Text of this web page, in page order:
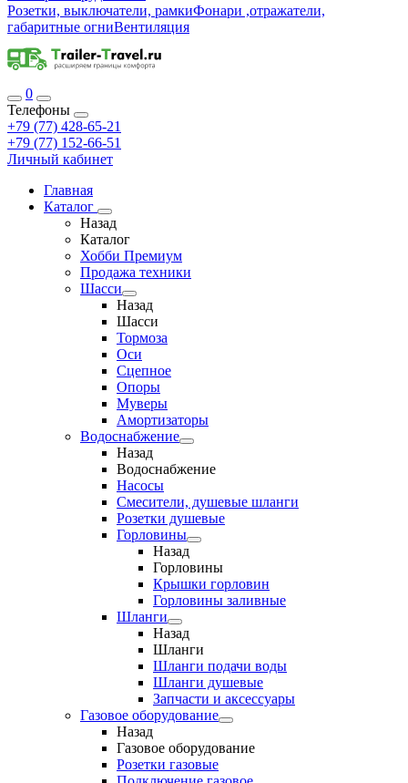
Розетки, выключатели, рамкиФонари ,отражатели,
габаритные огниВентиляция
0
Телефоны
+79 (77) 428-65-21
+79 (77) 152-66-51
Личный кабинет
Главная
Каталог
Назад
Каталог
Хобби Премиум
Продажа техники
Шасси
Назад
Шасси
Тормоза
Оси
Сцепное
Опоры
Муверы
Амортизаторы
Водоснабжение
Назад
Водоснабжение
Насосы
Смесители, душевые шланги
Розетки душевые
Горловины
Назад
Горловины
Крышки горловин
Горловины заливные
Шланги
Назад
Шланги
Шланги подачи воды
Шланги душевые
Запчасти и аксессуары
Газовое оборудование
Назад
Газовое оборудование
Розетки газовые